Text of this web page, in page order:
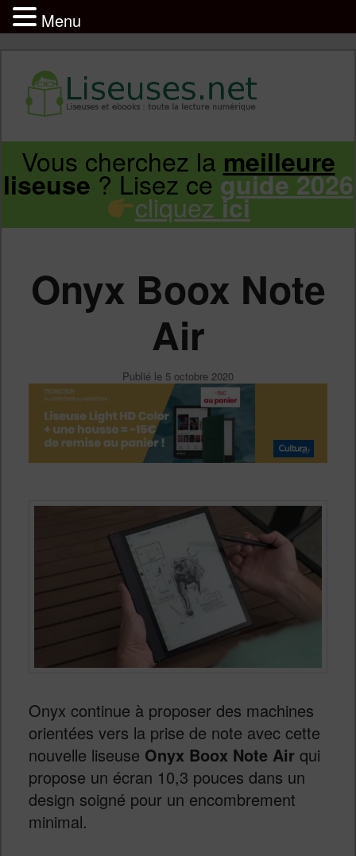
Infos sur les liseuses Kindle, Kobo,
Vivlio, Pocketbook
Aller
principal
Aller
secondaire
Vous cherchez la meilleure
liseuse? Lisez ceguide 2026
cliquez ici
Onyx Boox Note
Air
Publié le 5 octobre 2020
Onyx continue à proposer des machines
orientées vers la prise de note avec cette
nouvelle liseuse Onyx Boox Note Airqui
propose un écran 10,3 pouces dans un
design soigné pour un encombrement
minimal.
Menu